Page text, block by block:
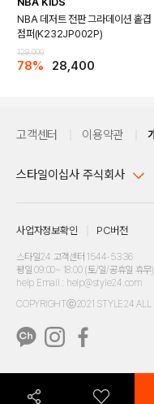
NBA 데저트 전판 그라데이션 홑겹
점퍼(K232JP002P)
129,000
78% 28,400
고객센터 이용약관
스타일이십사 주식회사
주소 : 서울시 강남구 논현로 633, 6층
사업자등록번호 : 116-81-32499
통신판매업신고번호 : 제 2024-서울
개인정보보호책임자 : 배기영
고객센터 1544-5336(평일 09:00~
사업자정보확인 PC버전
스타일24 고객센터 1544-5336
평일 09:00~ 18:00 (토/일/공휴일 휴무)
help Email : help@style24.com
COPYRIGHTⓒ2021 STYLE24 ALL